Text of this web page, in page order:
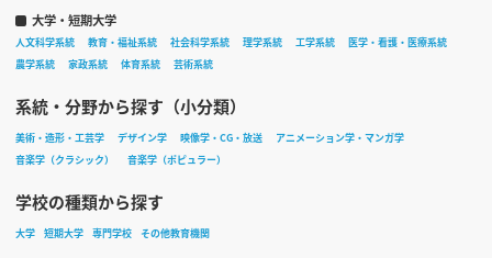
大学・短期大学
人文科学系統 教育・福祉系統 社会科学系統 理学系統 工学系統
医学・看護・医療系統
農学系統
家政系統 体育系統 芸術系統
系統・分野から探す（小分類）
美術・造形・工芸学 デザイン学 映像学・CG・放送
アニメーション学・マンガ学
音楽学（クラシック）
音楽学（ポピュラー）
学校の種類から探す
大学 短期大学 専門学校 その他教育機関